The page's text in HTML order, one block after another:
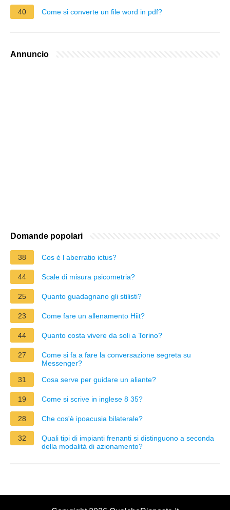
40 Come si converte un file word in pdf?
Annuncio
Domande popolari
38 Cos è l aberratio ictus?
44 Scale di misura psicometria?
25 Quanto guadagnano gli stilisti?
23 Come fare un allenamento Hiit?
44 Quanto costa vivere da soli a Torino?
27
Come si fa a fare la conversazione segreta su
Messenger?
31
Cosa serve per guidare un aliante?
19 Come si scrive in inglese 8 35?
28 Che cos'è ipoacusia bilaterale?
32
Quali tipi di impianti frenanti si distinguono a seconda
della modalità di azionamento?